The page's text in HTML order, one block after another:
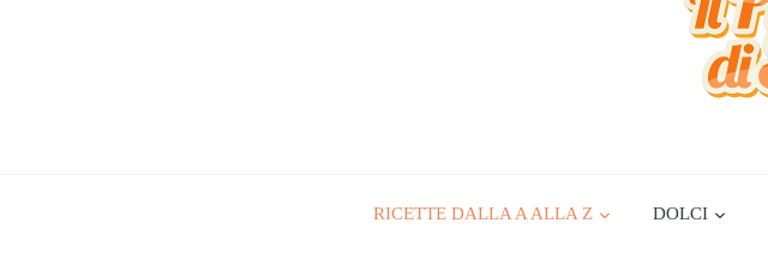
RICETTE DALLA A ALLA Z DOLCI